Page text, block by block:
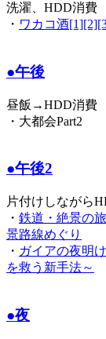
洗濯、HDD消費
・ ワカコ酒
●午後
昼飯→HDD消費
・大都会Part2
●午後2
片付けしながら
・ 鉄道・絶景の
景路線めぐり
・ ガイアの夜明
を救う新手法～
●夜